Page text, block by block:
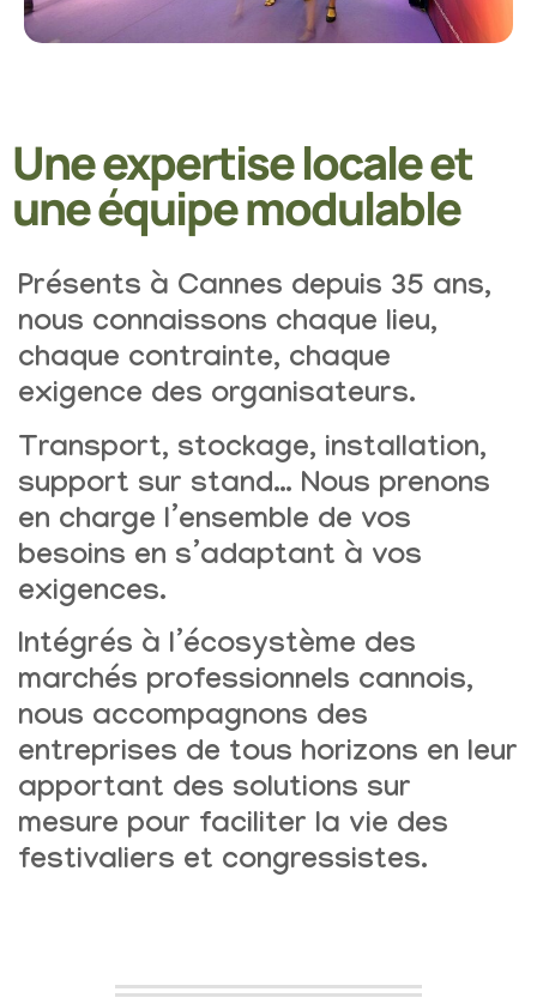
Une expertise locale et
une équipe modulable
Présents à Cannes depuis 35 ans,
nous connaissons chaque lieu,
chaque contrainte, chaque
exigence des organisateurs.
Transport, stockage, installation,
support sur stand… Nous prenons
en charge l’ensemble de vos
besoins en s’adaptant à vos
exigences.
Intégrés à l’écosystème des
marchés professionnels cannois,
nous accompagnons des
entreprises de tous horizons en leur
apportant des solutions sur
mesure pour faciliter la vie des
festivaliers et congressistes.